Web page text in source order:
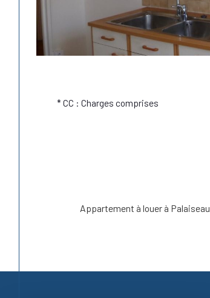
* CC : Charges comprises
Appartement à louer à Palaiseau